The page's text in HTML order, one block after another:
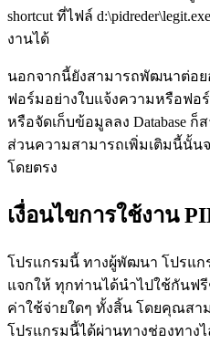
shortcut ที่ไฟล์
งานได้
นอกจากนี้ยังสามารถพัฒนาต่อย
ฟอร์มอย่างใบแจ้งความหรือฟอ
หรือจัดเก็บข้อมูลลง Database
ส่วนความสามารถเพิ่มเติมนี้นั้
โดยตรง
เงื่อนไขการใช้งาน
โปรแกรมนี้ ทางผู้พัฒนา โปรแกร
แจกให้ ทุกท่านได้นำไปใช้กันฟรี
ค่าใช้จ่ายใดๆ ทั้งสิ้น โดยคุณส
โปรแกรมนี้ได้ผ่านทางช่องทางไ